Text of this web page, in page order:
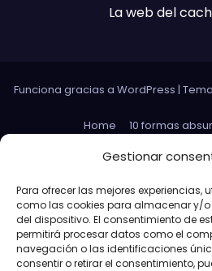
Gestionar
Para ofrecer las mejores experiencias,
como las cookies para almacenar y/
del dispositivo. El consentimiento de
permitirá procesar datos como el
navegación o las identificaciones
consentir o retirar el consentimiento,
La web del
Funciona gracias a WordPress |
Home
10 formas
Datos curiosos que no
Efectos 3D con Gifs
Las 30 Leyes sexuales más
Las leyes de Murphy